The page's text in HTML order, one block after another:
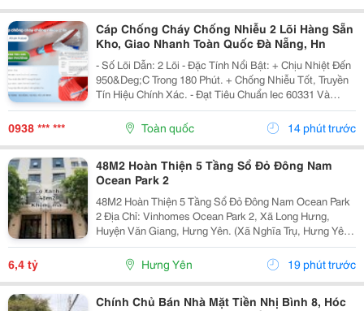
Cáp Chống Cháy Chống Nhiễu 2 Lõi Hàng Sẵn
Kho, Giao Nhanh Toàn Quốc Đà Nẵng, Hn
- Số Lõi Dẫn: 2 Lõi - Đặc Tính Nổi Bật: + Chịu Nhiệt Đến
950&Deg;C Trong 180 Phút. + Chống Nhiễu Tốt, Truyền
Tín Hiệu Chính Xác. - Đạt Tiêu Chuẩn Iec 60331 Và
Bs6387 Được Kiểm Định Bởi Quatest 3 - Cách Điện
Bằng Lszh Và Có Một Lớp Lá Nhôm Chống...
0938 *** *** Toàn quốc 14 phút trước
48M2 Hoàn Thiện 5 Tầng Sổ Đỏ Đông Nam
Ocean Park 2
48M2 Hoàn Thiện 5 Tầng Sổ Đỏ Đông Nam Ocean Park
2 Địa Chỉ: Vinhomes Ocean Park 2, Xã Long Hưng,
Huyện Văn Giang, Hưng Yên. (Xã Nghĩa Trụ, Hưng Yên
Mới) - Liền Kề 48M&Sup2; Cọ Xanh Hoàn Thiện 5 Tầng
6.4 Tỷ (Giá Bán Nhanh). - Liền Kề 48M&Sup2; Hải...
6,4 tỷ Hưng Yên 19 phút trước
Chính Chủ Bán Nhà Mặt Tiền Nhị Bình 8, Hóc